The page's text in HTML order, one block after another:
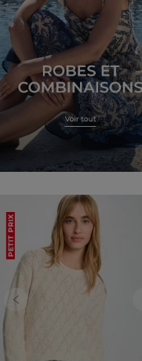
PETIT PRIX
Previous